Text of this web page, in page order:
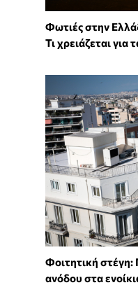
Φωτιές στην
Τι χρειάζεται για
Φοιτητική στέγη:
ανόδου στα